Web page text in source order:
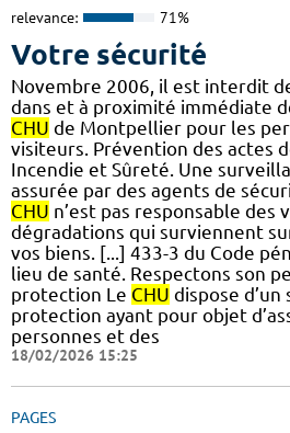
relevance: 71%
Votre sécurité
Novembre 2006, il est interdit
dans et à proximité immédiate
CHU de Montpellier pour les
visiteurs. Prévention des actes
Incendie et Sûreté. Une
assurée par des agents de
CHU n’est pas responsable des
dégradations qui surviennent
vos biens. [...] 433-3 du Code
lieu de santé. Respectons son
protection Le CHU dispose
protection ayant pour objet
personnes et des
18/02/2026 15:25
PAGES